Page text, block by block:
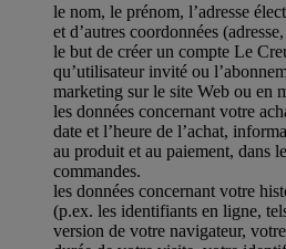
le nom, le prénom, l’adresse
et d’autres coordonnées
le but de créer un compte Le
qu’utilisateur invité ou
marketing sur le site Web ou en
les données concernant votre
date et l’heure de l’achat,
au produit et au paiement, dans
commandes.
les données concernant votre
(p.ex. les identifiants en ligne,
version de votre navigateur,